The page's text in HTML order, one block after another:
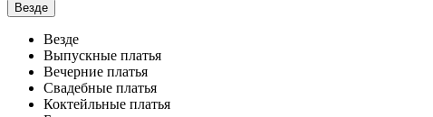
Везде
Везде
Выпускные платья
Вечерние платья
Свадебные платья
Коктейльные платья